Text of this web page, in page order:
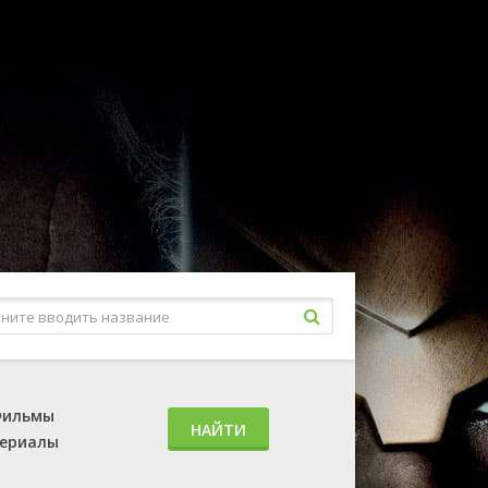
НАЙТИ